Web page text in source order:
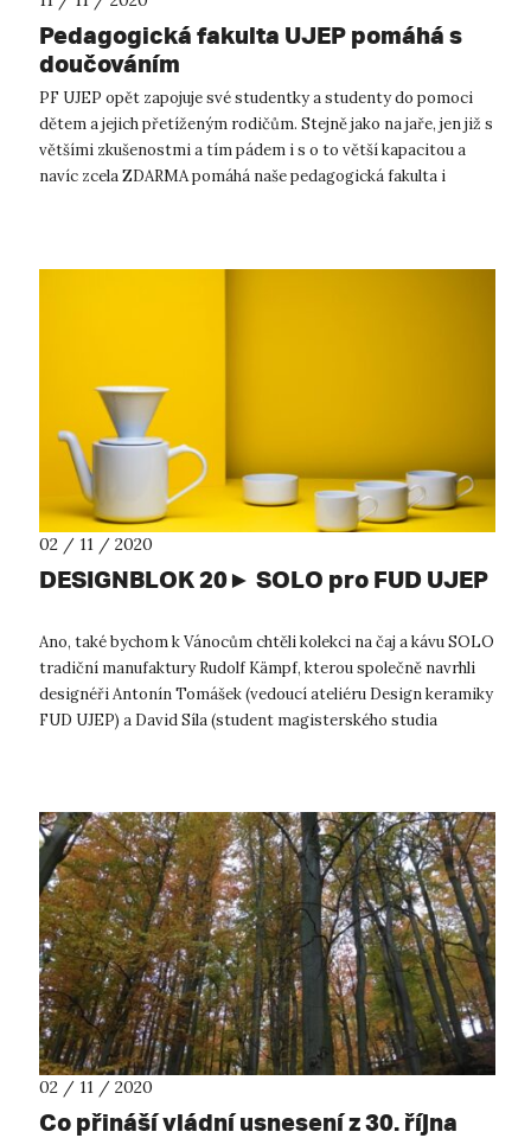
Pedagogická fakulta UJEP pomáhá s
doučováním
PF UJEP opět zapojuje své studentky a studenty do pomoci
dětem a jejich přetíženým rodičům. Stejně jako na jaře, jen již s
většími zkušenostmi a tím pádem i s o to větší kapacitou a
navíc zcela ZDARMA pomáhá naše pedagogická fakulta i
02 / 11 / 2020
DESIGNBLOK 20► SOLO pro FUD UJEP
Ano, také bychom k Vánocům chtěli kolekci na čaj a kávu SOLO
tradiční manufaktury Rudolf Kämpf, kterou společně navrhli
designéři Antonín Tomášek (vedoucí ateliéru Design keramiky
FUD UJEP) a David Síla (student magisterského studia
02 / 11 / 2020
Co přináší vládní usnesení z 30. října